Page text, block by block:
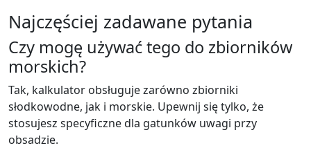
Najczęściej zadawane pytania
Czy mogę używać tego do zbiorników
morskich?
Tak, kalkulator obsługuje zarówno zbiorniki
słodkowodne, jak i morskie. Upewnij się tylko, że
stosujesz specyficzne dla gatunków uwagi przy
obsadzie.